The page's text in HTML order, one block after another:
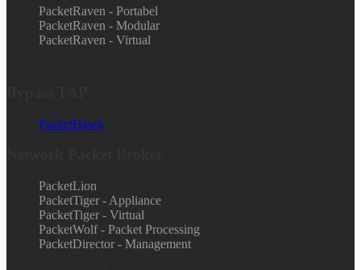
PacketRaven - Portabel
PacketRaven - Modular
PacketRaven - Virtual
PacketHawk
PacketLion
PacketTiger - Appliance
PacketTiger - Virtual
PacketWolf - Packet Processing
PacketDirector - Management